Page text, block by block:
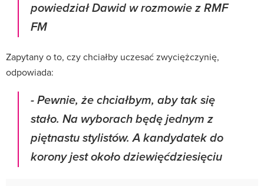
powiedział Dawid w rozmowie z RMF
FM
Zapytany o to, czy chciałby uczesać zwyciężczynię,
odpowiada:
- Pewnie, że chciałbym, aby tak się
stało. Na wyborach będę jednym z
piętnastu stylistów. A kandydatek do
korony jest około dziewięćdziesięciu